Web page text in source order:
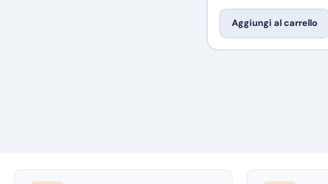
Aggiungi al carrello